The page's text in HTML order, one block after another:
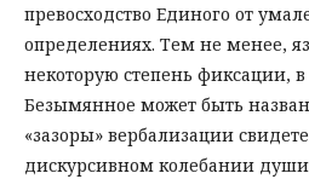
превосходство Единого от
определениях. Тем не менее,
некоторую степень фиксации,
Безымянное может быть
«зазоры» вербализации
дискурсивном колебании